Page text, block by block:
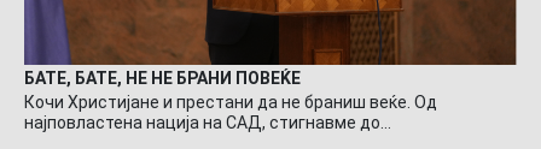
БАТЕ, БАТЕ, НЕ НЕ БРАНИ ПОВЕЌЕ
Кочи Христијане и престани да не браниш веќе. Од
најповластена нација на САД, стигнавме до…